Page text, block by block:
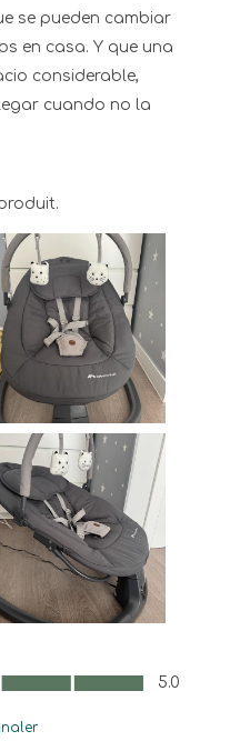
se pueden cambiar
en casa. Y que una
considerable,
cuando no la
5.0